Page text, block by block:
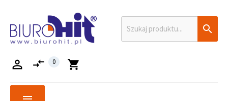

shopping_cart
compare_arrows 0
